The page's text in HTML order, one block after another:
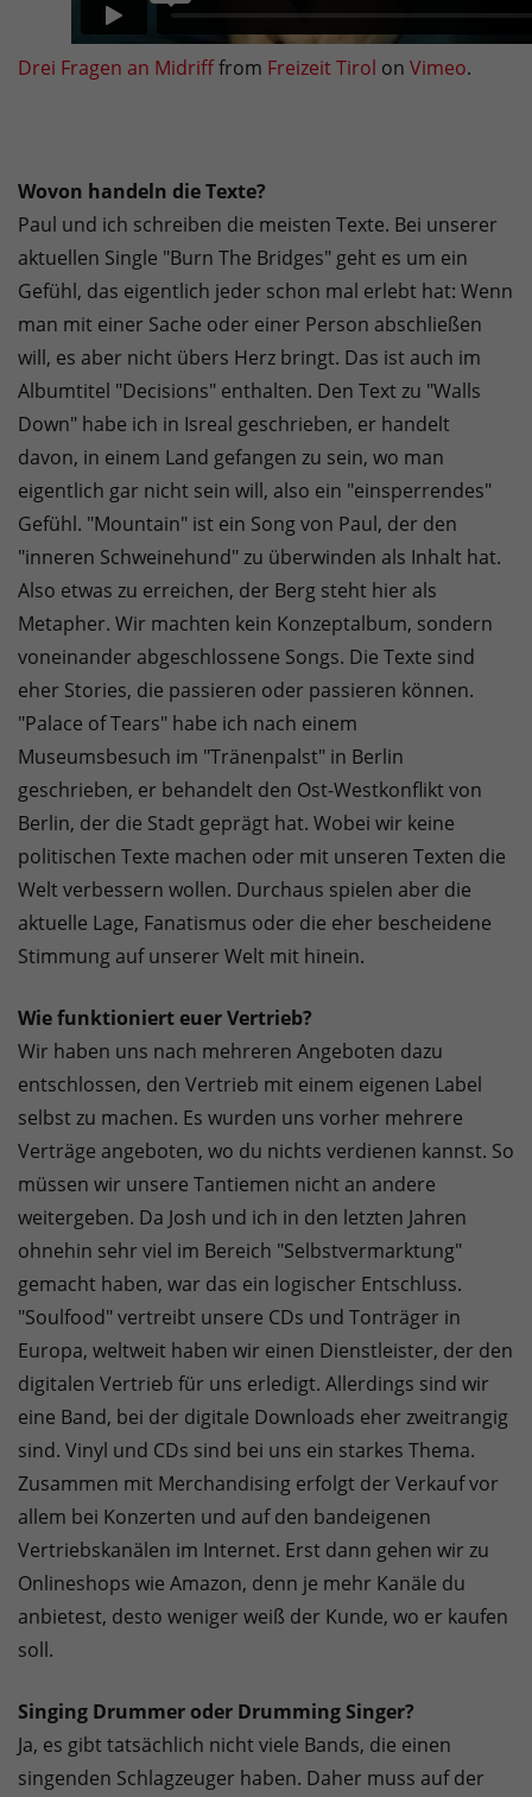
Drei Fragen an Midrifffrom Freizeit Tirol on Vimeo.
Wovon handeln die Texte?
Paul und ich schreiben die meisten Texte. Bei unserer
aktuellen Single "Burn The Bridges" geht es um ein
Gefühl, das eigentlich jeder schon mal erlebt hat: Wenn
man mit einer Sache oder einer Person abschließen
will, es aber nicht übers Herz bringt. Das ist auch im
Albumtitel "Decisions" enthalten. Den Text zu "Walls
Down" habe ich in Isreal geschrieben, er handelt
davon, in einem Land gefangen zu sein, wo man
eigentlich gar nicht sein will, also ein "einsperrendes"
Gefühl. "Mountain" ist ein Song von Paul, der den
"inneren Schweinehund" zu überwinden als Inhalt hat.
Also etwas zu erreichen, der Berg steht hier als
Metapher. Wir machten kein Konzeptalbum, sondern
voneinander abgeschlossene Songs. Die Texte sind
eher Stories, die passieren oder passieren können.
"Palace of Tears" habe ich nach einem
Museumsbesuch im "Tränenpalst" in Berlin
geschrieben, er behandelt den Ost-Westkonflikt von
Berlin, der die Stadt geprägt hat. Wobei wir keine
politischen Texte machen oder mit unseren Texten die
Welt verbessern wollen. Durchaus spielen aber die
aktuelle Lage, Fanatismus oder die eher bescheidene
Stimmung auf unserer Welt mit hinein.
Wie funktioniert euer Vertrieb?
Wir haben uns nach mehreren Angeboten dazu
entschlossen, den Vertrieb mit einem eigenen Label
selbst zu machen. Es wurden uns vorher mehrere
Verträge angeboten, wo du nichts verdienen kannst. So
müssen wir unsere Tantiemen nicht an andere
weitergeben. Da Josh und ich in den letzten Jahren
ohnehin sehr viel im Bereich "Selbstvermarktung"
gemacht haben, war das ein logischer Entschluss.
"Soulfood" vertreibt unsere CDs und Tonträger in
Europa, weltweit haben wir einen Dienstleister, der den
digitalen Vertrieb für uns erledigt. Allerdings sind wir
eine Band, bei der digitale Downloads eher zweitrangig
sind. Vinyl und CDs sind bei uns ein starkes Thema.
Zusammen mit Merchandising erfolgt der Verkauf vor
allem bei Konzerten und auf den bandeigenen
Vertriebskanälen im Internet. Erst dann gehen wir zu
Onlineshops wie Amazon, denn je mehr Kanäle du
anbietest, desto weniger weiß der Kunde, wo er kaufen
soll.
Singing Drummer oder Drumming Singer?
Ja, es gibt tatsächlich nicht viele Bands, die einen
singenden Schlagzeuger haben. Daher muss auf der